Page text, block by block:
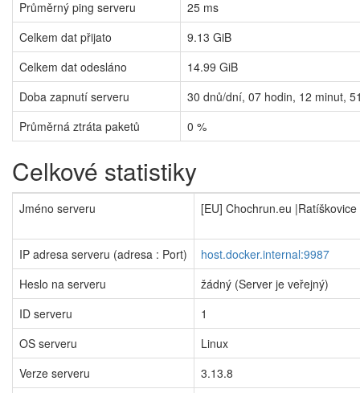
Průměrný ping serveru
25 ms
Celkem dat přijato
9.13 GiB
Celkem dat odesláno
14.99 GiB
Doba zapnutí serveru
30 dnů/dní, 07 hodin, 12 minut,
Průměrná ztráta paketů
0 %
Celkové statistiky
Jméno serveru [EU] Chochrun.eu
IP adresa serveru (adresa : Port)
host.docker.internal:9987
Heslo na serveru
žádný (Server je veřejný)
ID serveru
1
OS serveru
Linux
Verze serveru
3.13.8